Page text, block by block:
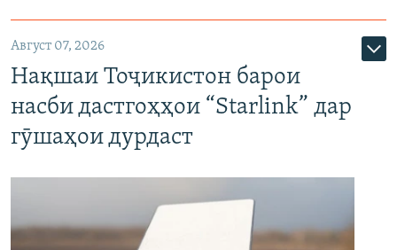
Август 07, 2026
Нақшаи Тоҷикистон барои
насби дастгоҳҳои “Starlink” дар
гӯшаҳои дурдаст